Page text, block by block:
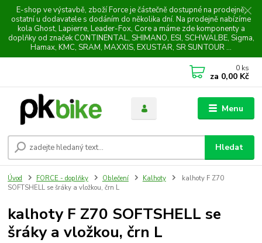
E-shop ve výstavbě, zboží Force je částečně dostupné na prodejně,
ostatní u dodavatele s dodáním do několika dní. Na prodejně nabízíme
kola Ghost, Lapierre, Leader-Fox, Core a máme zde komponenty a
doplňky od značek CONTINENTAL, SHIMANO, ESI, SCHWALBE, Sigma,
Hamax, KMC, SRAM, MAXXIS, EXUSTAR, SR SUNTOUR ...
Menu
Hledat
0 ks
za 0,00 Kč
Úvod FORCE - doplňky Oblečení Kalhoty
kalhoty F Z70
SOFTSHELL se šráky a vložkou, črn L
kalhoty F Z70 SOFTSHELL se
šráky a vložkou, črn L